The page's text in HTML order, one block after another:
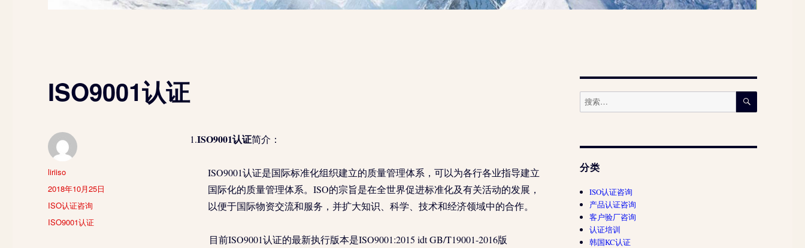
ISO9001认证
1.ISO9001认证简介：
ISO9001认证是国际标准化组织建立的质量管理体系，可以为各行各业指导建立
国际化的质量管理体系。ISO的宗旨是在全世界促进标准化及有关活动的发展，
以便于国际物资交流和服务，并扩大知识、科学、技术和经济领域中的合作。
目前ISO9001认证的最新执行版本是ISO9001:2015 idt GB/T19001-2016版
作
liriiso
发
布
2018年10月25日
分
类
ISO认证咨询
标
ISO9001认证
搜
索：
搜
分类
ISO认证咨询
产品认证咨询
客户验厂咨询
认证培训
韩国KC认证